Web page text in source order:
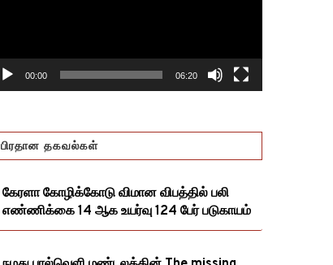
00:00 06:20
பிரதான தகவல்கள்
கேரளா கோழிக்கோடு விமான விபத்தில் பலி
எண்ணிக்கை 14 ஆக உயர்வு 124 பேர் படுகாயம்